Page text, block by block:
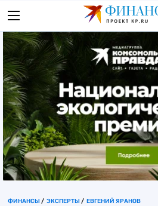
ФИНАНСЫ ЭКСПЕРТЫ ЕВГЕНИЙ ЯРАНОВ